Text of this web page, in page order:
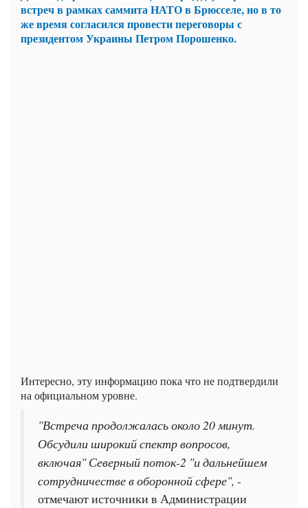
встреч в рамках саммита НАТО в Брюсселе, но в то
же время согласился провести переговоры с
президентом Украины Петром Порошенко.
Интересно, эту информацию пока что не подтвердили
на официальном уровне.
"Встреча продолжалась около 20 минут.
Обсудили широкий спектр вопросов,
включая" Северный поток-2 "и дальнейшем
сотрудничестве в оборонной сфере", -
отмечают источники в Администрации